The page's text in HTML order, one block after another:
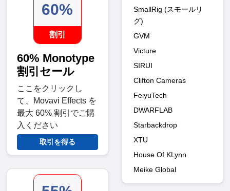
60%
割引
60% Monotype
割引セール
ここをクリックし
て、Movavi Effects を
最大 60% 割引でご購
入ください
取引を得る
SmallRig (スモールリ
グ)
GVM
Victure
SIRUI
Clifton Cameras
FeiyuTech
DWARFLAB
Starbackdrop
XTU
House Of KLynn
Meike Global